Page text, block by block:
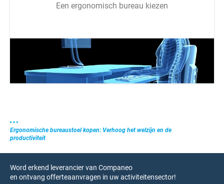
Een ergonomisch bureau kiezen
Ergonomische bureaustoel kopen: Verhoog het welzijn en de
productiviteit
Word erkend leverancier van Companeo
en ontvang offerteaanvragen in uw activiteitensector!